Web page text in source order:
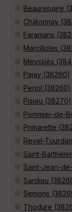
Beaurepaire
Châtonnay
Faramans
Marcilloles
Meyssiès
Pajay (38260)
Penol (38260)
Pisieu (38270)
Pommier-de-
Primarette
Revel-
Saint-
Saint-Jean-
Sardieu
Semons
Thodure